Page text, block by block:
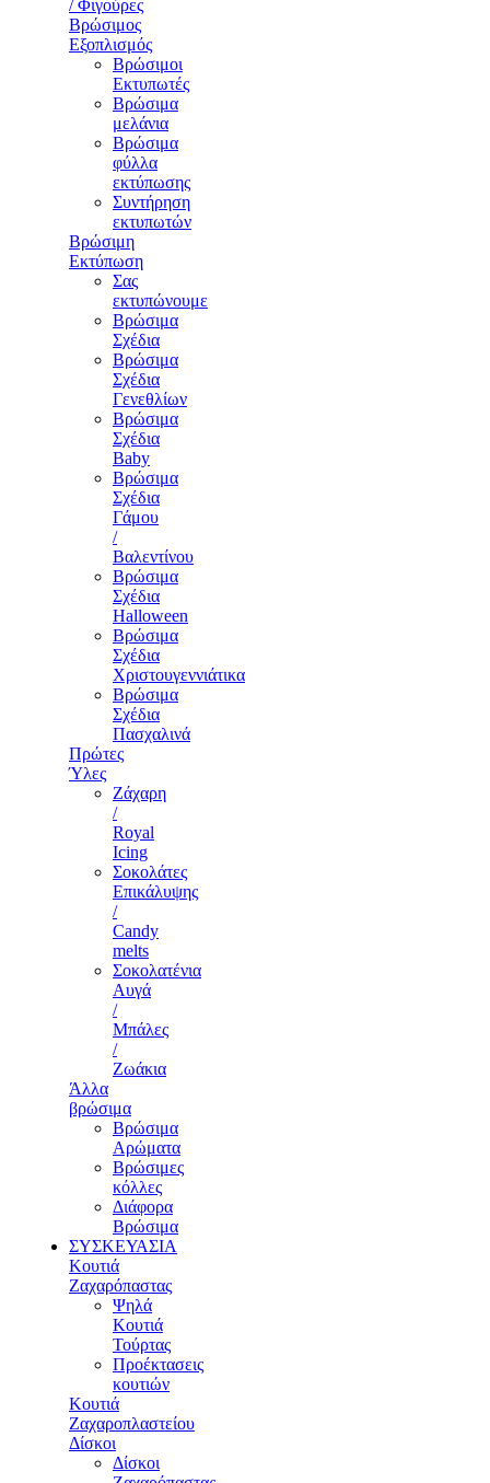
/ Φιγούρες
Βρώσιμος
Εξοπλισμός
Βρώσιμοι
Εκτυπωτές
Βρώσιμα
μελάνια
Βρώσιμα
φύλλα
εκτύπωσης
Συντήρηση
εκτυπωτών
Βρώσιμη
Εκτύπωση
Σας
εκτυπώνουμε
Βρώσιμα
Σχέδια
Βρώσιμα
Σχέδια
Γενεθλίων
Βρώσιμα
Σχέδια
Baby
Βρώσιμα
Σχέδια
Γάμου
/
Βαλεντίνου
Βρώσιμα
Σχέδια
Halloween
Βρώσιμα
Σχέδια
Χριστουγεννιάτικα
Βρώσιμα
Σχέδια
Πασχαλινά
Πρώτες
Ύλες
Ζάχαρη
/
Royal
Icing
Σοκολάτες
Επικάλυψης
/
Candy
melts
Σοκολατένια
Αυγά
/
Μπάλες
/
Ζωάκια
Άλλα
βρώσιμα
Βρώσιμα
Αρώματα
Βρώσιμες
κόλλες
Διάφορα
Βρώσιμα
ΣΥΣΚΕΥΑΣΙΑ
Κουτιά
Ζαχαρόπαστας
Ψηλά
Κουτιά
Τούρτας
Προέκτασεις
κουτιών
Κουτιά
Ζαχαροπλαστείου
Δίσκοι
Δίσκοι